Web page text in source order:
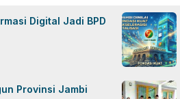
Digital Jadi BPD
Provinsi Jambi